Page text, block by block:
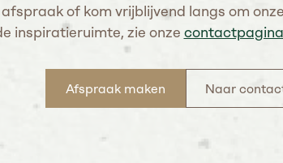
of kom vrijblijvend langs om
inspiratieruimte, zie onze contactpagina
Afspraak maken Naar